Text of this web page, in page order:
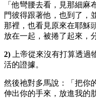
「他彎腰去看，見那細
門彼得跟著他，也到了，
那裡，也看見原來在耶穌
放在一起，被捲了起來，
2) 上帝從來沒有打算透過
活的證據。
然後祂對多馬說：「把你
伸出你的手來，放進我的